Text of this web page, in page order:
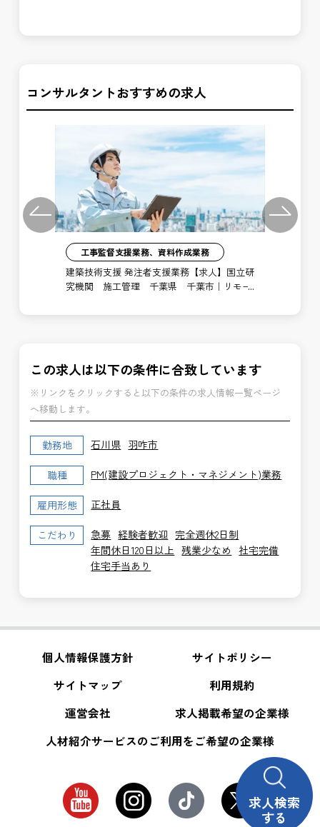
コンサルタントおすすめの求人
Previous
工事監督支援業務、資料作成業務
建築技術支援 発注者支援業務【求人】国立研
究機関 施工管理 千葉県 千葉市｜リモー
Next
この求人は以下の条件に合致しています
※リンクをクリックすると以下の条件の求人情報一覧ページ
へ移動します。
勤務地 石川県 羽咋市
職種 PM(建設プロジェクト・マネジメント)業務
雇用形態 正社員
こだわり 急募 経験者歓迎 完全週休2日制
年間休日120日以上 残業少なめ
社宅完備
住宅手当あり
個人情報保護方針
サイトポリシー
サイトマップ
利用規約
運営会社
求人掲載希望の企業様
人材紹介サービスのご利用をご希望の企業様
求人検索
する